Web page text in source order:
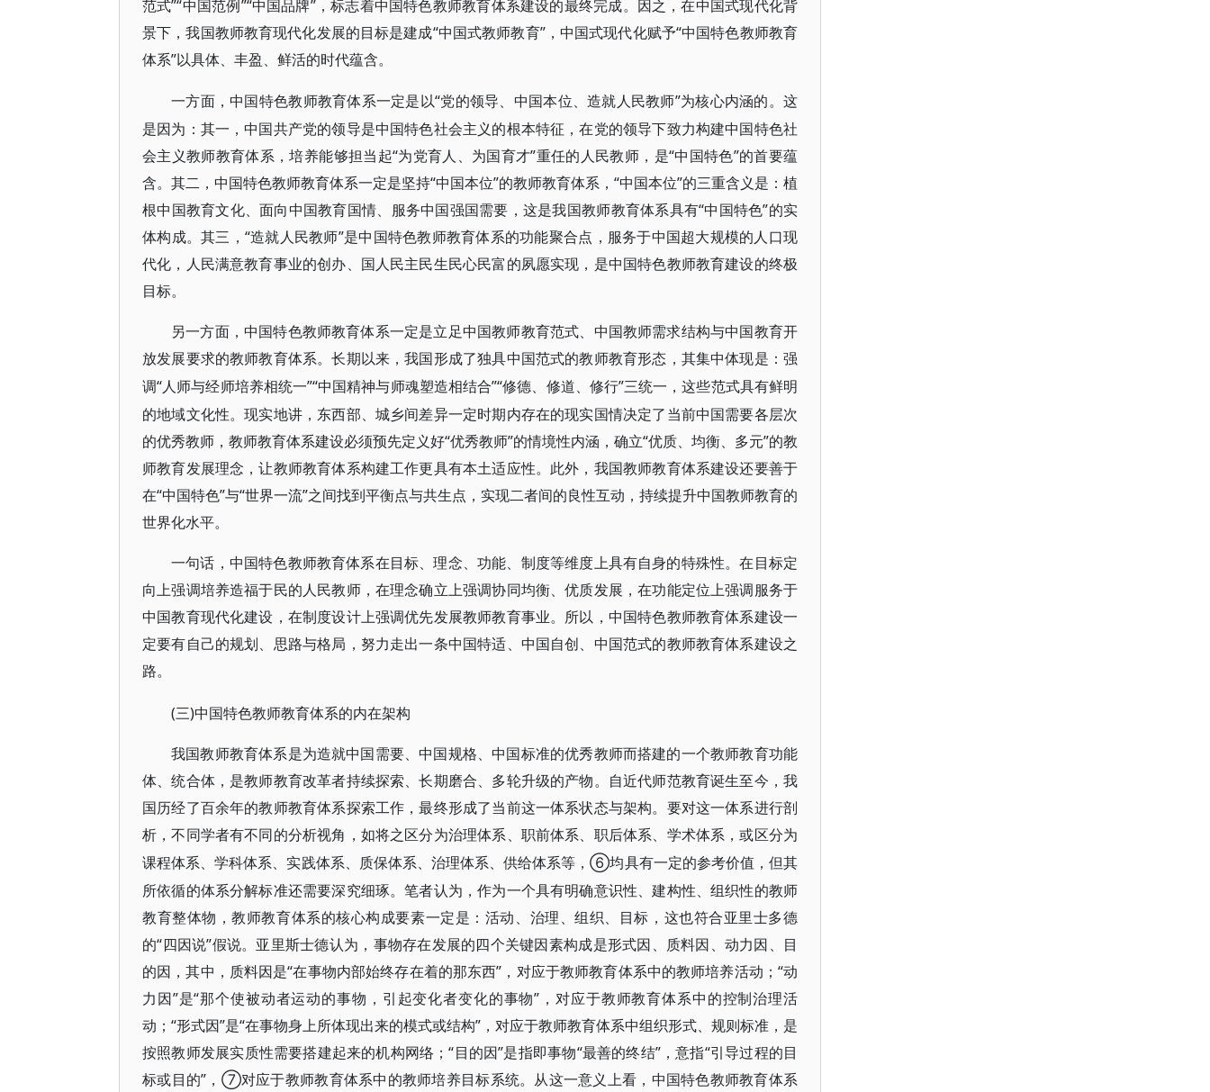
范式”“中国范例”“中国品牌”，标志着中国特色教师教育体系建设的最终完成。因之，在中国式现代化背
景下，我国教师教育现代化发展的目标是建成“中国式教师教育”，中国式现代化赋予“中国特色教师教育
体系”以具体、丰盈、鲜活的时代蕴含。
一方面，中国特色教师教育体系一定是以“党的领导、中国本位、造就人民教师”为核心内涵的。这
是因为：其一，中国共产党的领导是中国特色社会主义的根本特征，在党的领导下致力构建中国特色社
会主义教师教育体系，培养能够担当起“为党育人、为国育才”重任的人民教师，是“中国特色”的首要蕴
含。其二，中国特色教师教育体系一定是坚持“中国本位”的教师教育体系，“中国本位”的三重含义是：植
根中国教育文化、面向中国教育国情、服务中国强国需要，这是我国教师教育体系具有“中国特色”的实
体构成。其三，“造就人民教师”是中国特色教师教育体系的功能聚合点，服务于中国超大规模的人口现
代化，人民满意教育事业的创办、国人民主民生民心民富的夙愿实现，是中国特色教师教育建设的终极
目标。
另一方面，中国特色教师教育体系一定是立足中国教师教育范式、中国教师需求结构与中国教育开
放发展要求的教师教育体系。长期以来，我国形成了独具中国范式的教师教育形态，其集中体现是：强
调“人师与经师培养相统一”“中国精神与师魂塑造相结合”“修德、修道、修行”三统一，这些范式具有鲜明
的地域文化性。现实地讲，东西部、城乡间差异一定时期内存在的现实国情决定了当前中国需要各层次
的优秀教师，教师教育体系建设必须预先定义好“优秀教师”的情境性内涵，确立“优质、均衡、多元”的教
师教育发展理念，让教师教育体系构建工作更具有本土适应性。此外，我国教师教育体系建设还要善于
在“中国特色”与“世界一流”之间找到平衡点与共生点，实现二者间的良性互动，持续提升中国教师教育的
世界化水平。
一句话，中国特色教师教育体系在目标、理念、功能、制度等维度上具有自身的特殊性。在目标定
向上强调培养造福于民的人民教师，在理念确立上强调协同均衡、优质发展，在功能定位上强调服务于
中国教育现代化建设，在制度设计上强调优先发展教师教育事业。所以，中国特色教师教育体系建设一
定要有自己的规划、思路与格局，努力走出一条中国特适、中国自创、中国范式的教师教育体系建设之
路。
(三)中国特色教师教育体系的内在架构
我国教师教育体系是为造就中国需要、中国规格、中国标准的优秀教师而搭建的一个教师教育功能
体、统合体，是教师教育改革者持续探索、长期磨合、多轮升级的产物。自近代师范教育诞生至今，我
国历经了百余年的教师教育体系探索工作，最终形成了当前这一体系状态与架构。要对这一体系进行剖
析，不同学者有不同的分析视角，如将之区分为治理体系、职前体系、职后体系、学术体系，或区分为
课程体系、学科体系、实践体系、质保体系、治理体系、供给体系等，⑥均具有一定的参考价值，但其
所依循的体系分解标准还需要深究细琢。笔者认为，作为一个具有明确意识性、建构性、组织性的教师
教育整体物，教师教育体系的核心构成要素一定是：活动、治理、组织、目标，这也符合亚里士多德
的“四因说”假说。亚里斯士德认为，事物存在发展的四个关键因素构成是形式因、质料因、动力因、目
的因，其中，质料因是“在事物内部始终存在着的那东西”，对应于教师教育体系中的教师培养活动；“动
力因”是“那个使被动者运动的事物，引起变化者变化的事物”，对应于教师教育体系中的控制治理活
动；“形式因”是“在事物身上所体现出来的模式或结构”，对应于教师教育体系中组织形式、规则标准，是
按照教师发展实质性需要搭建起来的机构网络；“目的因”是指即事物“最善的终结”，意指“引导过程的目
标或目的”，⑦对应于教师教育体系中的教师培养目标系统。从这一意义上看，中国特色教师教育体系